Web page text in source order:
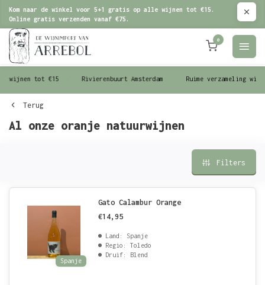
Kom naar de winkel voor 5+1 gratis op alle wijnen tot €15.
Online gratis verzenden vanaf €75.
0
wijnen tot €15 Rivierenbuurt Amsterdam Ruime verzameling
Terug
Al onze oranje natuurwijnen
Filters
Spanje
Gato Calambur Orange
€14,95
Land: Spanje
Regio: Toledo
Druif: Blend